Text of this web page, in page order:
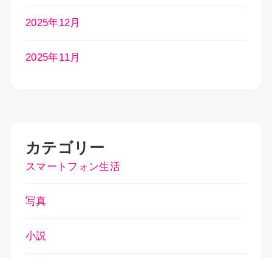
2025年12月
2025年11月
カテゴリー
スマートフォン生活
写真
小説